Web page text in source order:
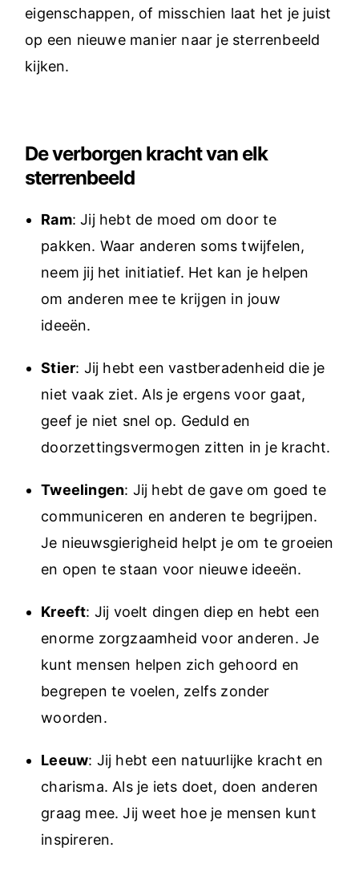
eigenschappen, of misschien laat het je juist
op een nieuwe manier naar je sterrenbeeld
kijken.
De verborgen kracht van elk
sterrenbeeld
Ram: Jij hebt de moed om door te
pakken. Waar anderen soms twijfelen,
neem jij het initiatief. Het kan je helpen
om anderen mee te krijgen in jouw
ideeën.
Stier: Jij hebt een vastberadenheid die je
niet vaak ziet. Als je ergens voor gaat,
geef je niet snel op. Geduld en
doorzettingsvermogen zitten in je kracht.
Tweelingen: Jij hebt de gave om goed te
communiceren en anderen te begrijpen.
Je nieuwsgierigheid helpt je om te groeien
en open te staan voor nieuwe ideeën.
Kreeft: Jij voelt dingen diep en hebt een
enorme zorgzaamheid voor anderen. Je
kunt mensen helpen zich gehoord en
begrepen te voelen, zelfs zonder
woorden.
Leeuw: Jij hebt een natuurlijke kracht en
charisma. Als je iets doet, doen anderen
graag mee. Jij weet hoe je mensen kunt
inspireren.